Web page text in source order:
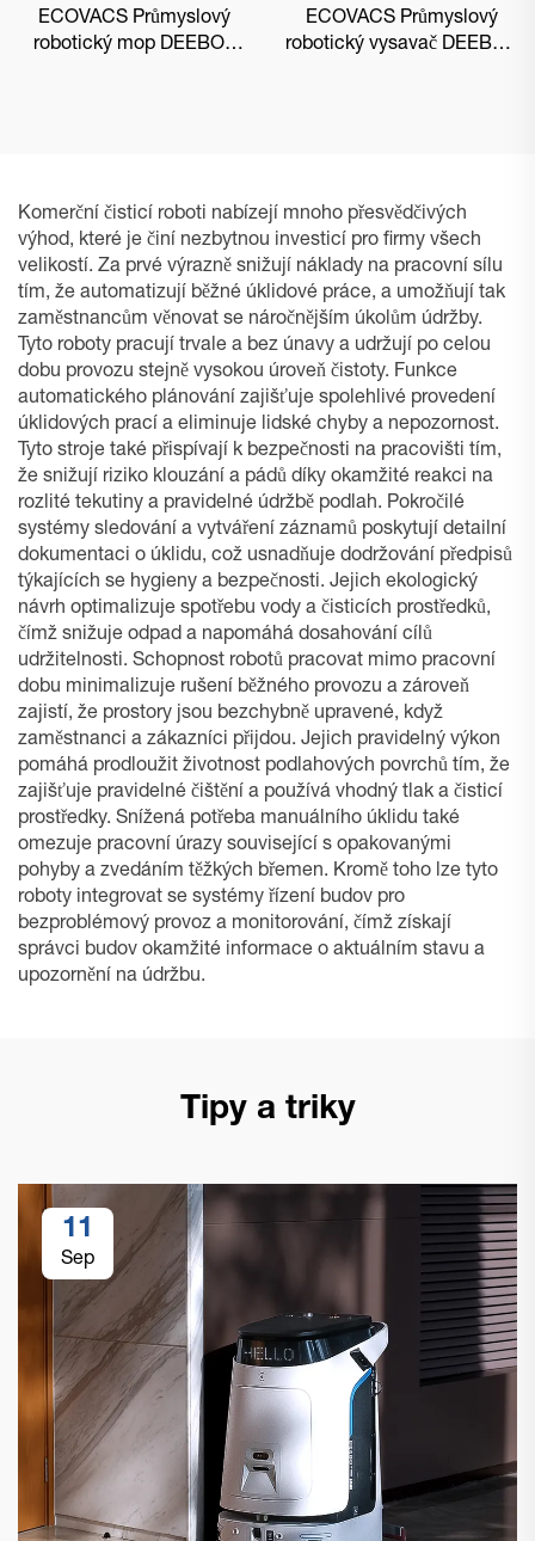
ECOVACS Průmyslový
robotický mop DEEBOT
ECOVACS Průmyslový
robotický vysavač DEEBOT
Komerční čisticí roboti nabízejí mnoho přesvědčivých
výhod, které je činí nezbytnou investicí pro firmy všech
velikostí. Za prvé výrazně snižují náklady na pracovní sílu
tím, že automatizují běžné úklidové práce, a umožňují tak
zaměstnancům věnovat se náročnějším úkolům údržby.
Tyto roboty pracují trvale a bez únavy a udržují po celou
dobu provozu stejně vysokou úroveň čistoty. Funkce
automatického plánování zajišťuje spolehlivé provedení
úklidových prací a eliminuje lidské chyby a nepozornost.
Tyto stroje také přispívají k bezpečnosti na pracovišti tím,
že snižují riziko klouzání a pádů díky okamžité reakci na
rozlité tekutiny a pravidelné údržbě podlah. Pokročilé
systémy sledování a vytváření záznamů poskytují detailní
dokumentaci o úklidu, což usnadňuje dodržování předpisů
týkajících se hygieny a bezpečnosti. Jejich ekologický
návrh optimalizuje spotřebu vody a čisticích prostředků,
čímž snižuje odpad a napomáhá dosahování cílů
udržitelnosti. Schopnost robotů pracovat mimo pracovní
dobu minimalizuje rušení běžného provozu a zároveň
zajistí, že prostory jsou bezchybně upravené, když
zaměstnanci a zákazníci přijdou. Jejich pravidelný výkon
pomáhá prodloužit životnost podlahových povrchů tím, že
zajišťuje pravidelné čištění a používá vhodný tlak a čisticí
prostředky. Snížená potřeba manuálního úklidu také
omezuje pracovní úrazy související s opakovanými
pohyby a zvedáním těžkých břemen. Kromě toho lze tyto
roboty integrovat se systémy řízení budov pro
bezproblémový provoz a monitorování, čímž získají
správci budov okamžité informace o aktuálním stavu a
upozornění na údržbu.
Tipy a triky
11
Sep